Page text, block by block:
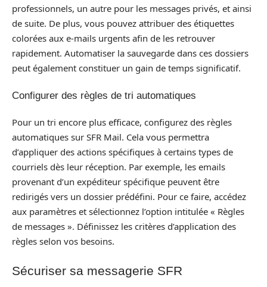
professionnels, un autre pour les messages privés, et ainsi
de suite. De plus, vous pouvez attribuer des étiquettes
colorées aux e-mails urgents afin de les retrouver
rapidement. Automatiser la sauvegarde dans ces dossiers
peut également constituer un gain de temps significatif.
Configurer des règles de tri automatiques
Pour un tri encore plus efficace, configurez des règles
automatiques sur SFR Mail. Cela vous permettra
d’appliquer des actions spécifiques à certains types de
courriels dès leur réception. Par exemple, les emails
provenant d’un expéditeur spécifique peuvent être
redirigés vers un dossier prédéfini. Pour ce faire, accédez
aux paramètres et sélectionnez l’option intitulée « Règles
de messages ». Définissez les critères d’application des
règles selon vos besoins.
Sécuriser sa messagerie SFR